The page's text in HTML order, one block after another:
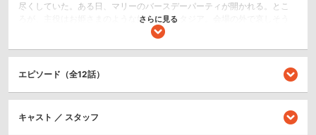
尽くしていた。ある日、マリーのバースデーパーティが開かれる。とこ
ろが、主役はお姫さまのような姉のアナスタジア。会場の外で哀しそう
に佇むマリーは、偶然にも大富豪のキュロス・グラナド伯爵に遭遇す
が、ある勘違いからマリーではなく、アナスタジアに求婚してしまう！
急速に進んでいく、グラナド伯爵と姉との婚約。しかしアナスタジアが
事故死してしまい、代わりにマリーが伯爵家へ嫁ぐことになり……!?勘違
いから始まる“ずたぼろ令嬢”のシンデレラストーリー、開幕！
恋愛/ラブコメ
さらに見る
エピソード（全12話）
キャスト ／ スタッフ